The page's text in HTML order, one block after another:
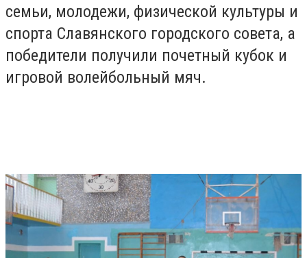
семьи, молодежи, физической культуры и
спорта Славянского городского совета, а
победители получили почетный кубок и
игровой волейбольный мяч.